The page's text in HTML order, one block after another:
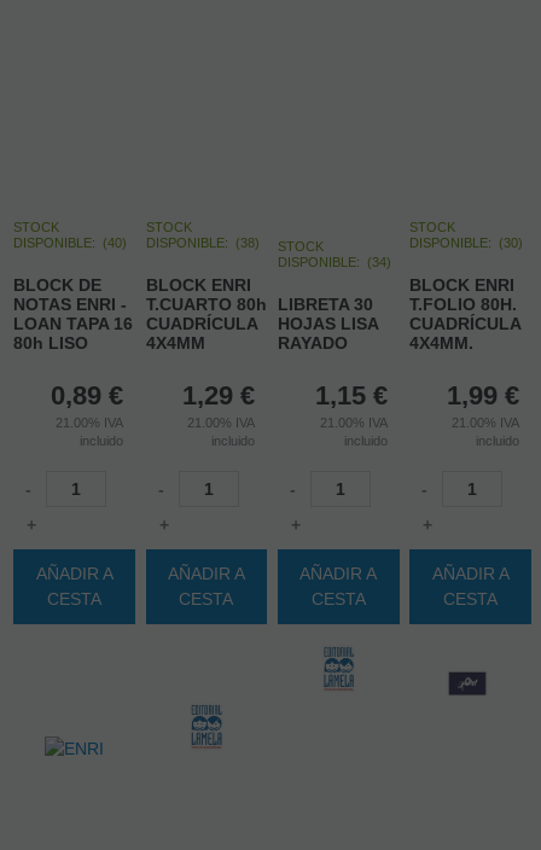
STOCK
DISPONIBLE: (40)
BLOCK DE
NOTAS ENRI -
LOAN TAPA 16
80h LISO
0,89 €
21.00% IVA
incluido
-
+
AÑADIR A
CESTA
STOCK
DISPONIBLE:
(38)
BLOCK ENRI
T.CUARTO 80h
CUADRÍCULA
4X4MM
1,29 €
21.00% IVA
incluido
-
+
AÑADIR A
CESTA
STOCK
DISPONIBLE: (34)
LIBRETA 30
HOJAS LISA
RAYADO
1,15 €
21.00% IVA
incluido
-
+
AÑADIR A
CESTA
STOCK
DISPONIBLE: (30)
BLOCK ENRI
T.FOLIO 80H.
CUADRÍCULA
4X4MM.
1,99 €
21.00% IVA
incluido
-
+
AÑADIR A
CESTA